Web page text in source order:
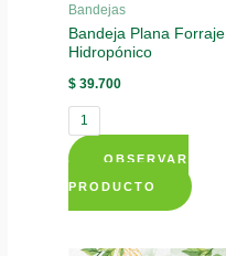
the
Bandejas
Bandeja Plana Forraje
Hidropónico
$ 39.700
1
OBSERVAR
PRODUCTO
This